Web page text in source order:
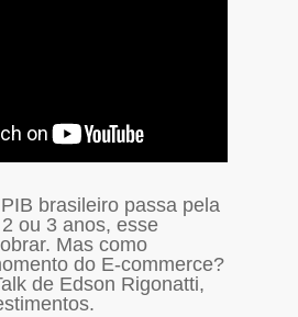
brasileiro passa pela
ou 3 anos, esse
Mas como
do E-commerce?
de Edson Rigonatti,